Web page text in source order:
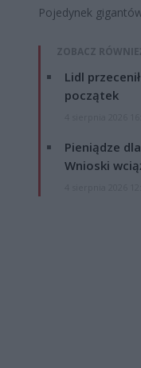
Pojedynek
ZOBACZ
Lidl
początek
Pieniądze
Wnioski